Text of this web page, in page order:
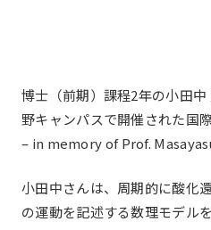
博士（前期）課程2年の小田中
野キャンパスで開催された
– in memory of Prof.
小田中さんは、周期的に酸化
の運動を記述する数理モデル